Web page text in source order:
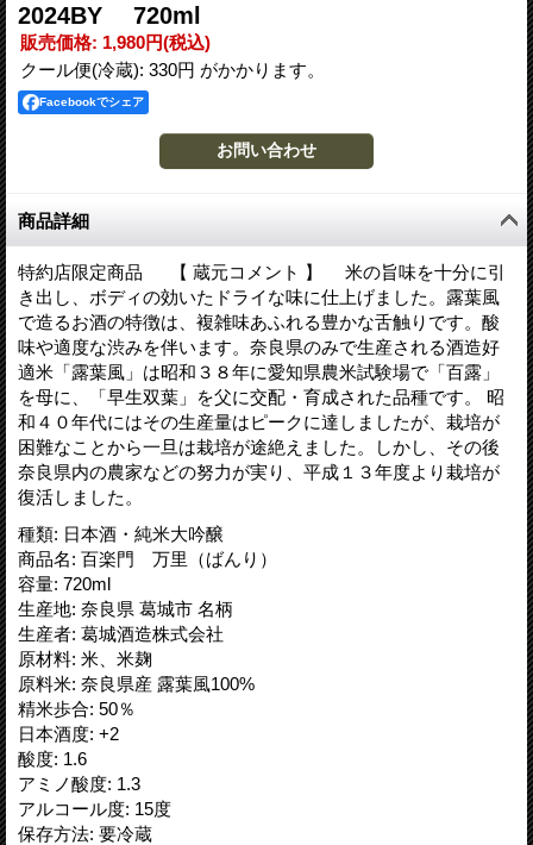
2024BY 720ml
販売価格: 1,980円(税込)
クール便(冷蔵): 330円 がかかります。
Facebookでシェア
商品詳細
特約店限定商品 【 蔵元コメント 】 米の旨味を十分に引
き出し、ボディの効いたドライな味に仕上げました。露葉風
で造るお酒の特徴は、複雑味あふれる豊かな舌触りです。酸
味や適度な渋みを伴います。奈良県のみで生産される酒造好
適米「露葉風」は昭和３８年に愛知県農米試験場で「百露」
を母に、「早生双葉」を父に交配・育成された品種です。 昭
和４０年代にはその生産量はピークに達しましたが、栽培が
困難なことから一旦は栽培が途絶えました。しかし、その後
奈良県内の農家などの努力が実り、平成１３年度より栽培が
復活しました。
種類: 日本酒・純米大吟醸
商品名: 百楽門 万里（ばんり）
容量: 720ml
生産地: 奈良県 葛城市 名柄
生産者: 葛城酒造株式会社
原材料: 米、米麹
原料米: 奈良県産 露葉風100%
精米歩合: 50％
日本酒度: +2
酸度: 1.6
アミノ酸度: 1.3
アルコール度: 15度
保存方法: 要冷蔵